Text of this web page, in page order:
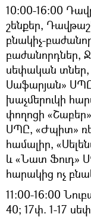
10:00-16:00
շենքեր,
բնակիչ-
բաժանորդներ,
սեփական տներ,
Սաֆարյան»
խաչմերուկի
փողոցի
ՍՊԸ, «Ժպիտ»
համալիր,
և «Նատ Ֆուդ»
հարակից ոչ
11:00-16:00
40; 17փ. 1-17